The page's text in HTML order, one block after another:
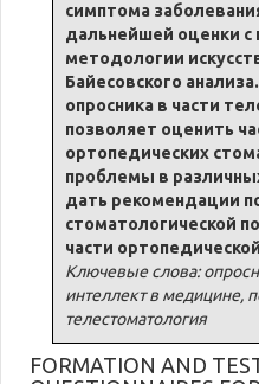
симптома
дальнейшей оценки с
методологии
Байесовского
опросника в части
позволяет оценить
ортопедических
проблемы в
дать рекомендации
стоматологической
части
Ключевые слова:
интеллект в медицине,
телестоматология
FORMATION AND